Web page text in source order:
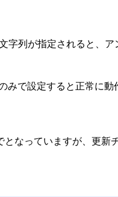
字列が指定されると、ア
みで設定すると正常に動
なっていますが、更新